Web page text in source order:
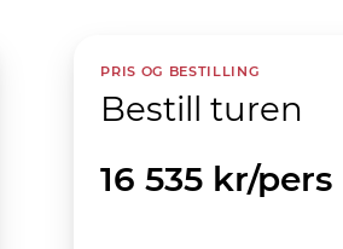
PRIS OG BESTILLING
Bestill turen
16 535 kr/pers